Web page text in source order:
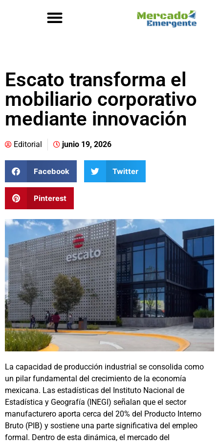
Escato transforma el
mobiliario corporativo
mediante innovación
Editorial junio 19, 2026
Facebook Twitter
Pinterest
La capacidad de producción industrial se consolida como
un pilar fundamental del crecimiento de la economía
mexicana. Las estadísticas del Instituto Nacional de
Estadística y Geografía (INEGI) señalan que el sector
manufacturero aporta cerca del 20% del Producto Interno
Bruto (PIB) y sostiene una parte significativa del empleo
formal. Dentro de esta dinámica, el mercado del